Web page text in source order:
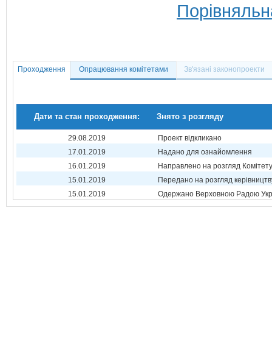
Проходження Опрацювання комітетами Зв'язані законопроекти
Дати та стан проходження: Знято з розгляду
29.08.2019
Проект відкликано
17.01.2019
Надано для ознайомлення
16.01.2019
Направлено на розгляд Комітету
15.01.2019
Передано на розгляд
15.01.2019
Одержано Верховною Радою